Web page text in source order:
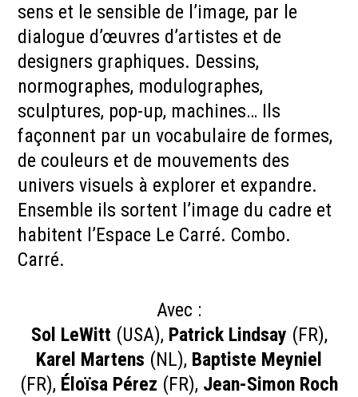
sens et le sensible de l’image, par le
dialogue d’œuvres d’artistes et de
designers graphiques. Dessins,
normographes, modulographes,
sculptures, pop-up, machines… Ils
façonnent par un vocabulaire de formes,
de couleurs et de mouvements des
univers visuels à explorer et expandre.
Ensemble ils sortent l’image du cadre et
habitent l’Espace Le Carré. Combo.
Carré.
Avec :
Sol LeWitt (USA), Patrick Lindsay (FR),
Karel Martens (NL), Baptiste Meyniel
(FR), Éloïsa Pérez (FR), Jean-Simon Roch